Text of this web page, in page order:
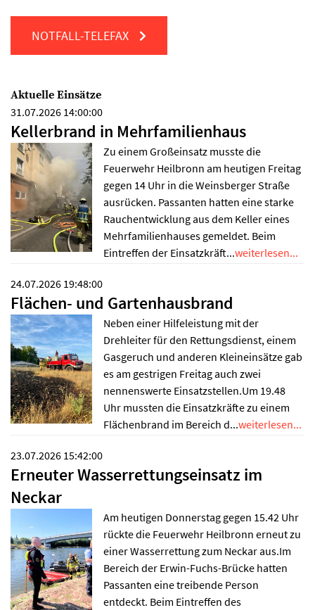
NOTFALL-TELEFAX
Aktuelle Einsätze
31.07.2026 14:00:00
Kellerbrand in Mehrfamilienhaus
Zu einem Großeinsatz musste die
Feuerwehr Heilbronn am heutigen Freitag
gegen 14 Uhr in die Weinsberger Straße
ausrücken. Passanten hatten eine starke
Rauchentwicklung aus dem Keller eines
Mehrfamilienhauses gemeldet. Beim
Eintreffen der Einsatzkräft...weiterlesen...
24.07.2026 19:48:00
Flächen- und Gartenhausbrand
Neben einer Hilfeleistung mit der
Drehleiter für den Rettungsdienst, einem
Gasgeruch und anderen Kleineinsätze gab
es am gestrigen Freitag auch zwei
nennenswerte Einsatzstellen.Um 19.48
Uhr mussten die Einsatzkräfte zu einem
Flächenbrand im Bereich d...weiterlesen...
23.07.2026 15:42:00
Erneuter Wasserrettungseinsatz im
Neckar
Am heutigen Donnerstag gegen 15.42 Uhr
rückte die Feuerwehr Heilbronn erneut zu
einer Wasserrettung zum Neckar aus.Im
Bereich der Erwin-Fuchs-Brücke hatten
Passanten eine treibende Person
entdeckt. Beim Eintreffen des